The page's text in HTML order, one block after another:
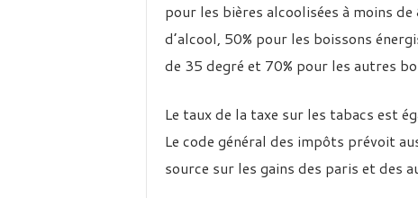
pour les bières alcoolisées à moins
d’alcool, 50% pour les boissons
de 35 degré et 70% pour les autres
Le taux de la taxe sur les tabacs est
Le code général des impôts prévoit
source sur les gains des paris et des